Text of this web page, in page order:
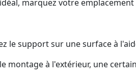
marquez votre
le support sur une surface à
montage à l'extérieur, une